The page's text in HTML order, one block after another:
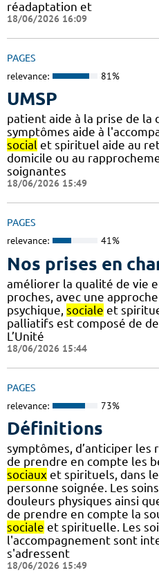
réadaptation et
18/06/2026 16:09
PAGES
relevance: 81%
UMSP
patient aide à la prise de la
symptômes aide à
social et spirituel aide au
domicile ou au
soignantes
18/06/2026 15:49
PAGES
relevance: 41%
Nos prises en
améliorer la qualité de vie
proches, avec une
psychique, sociale et
palliatifs est composé de
L’Unité
18/06/2026 15:44
PAGES
relevance: 73%
Définitions
symptômes, d’anticiper les
de prendre en compte les
sociaux et spirituels, dans
personne soignée. Les
douleurs physiques ainsi
de prendre en compte la
sociale et spirituelle. Les
l'accompagnement sont
s'adressent
18/06/2026 15:49